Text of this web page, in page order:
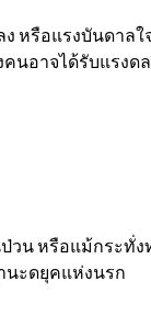
หรือแรงบันดาลใ
นอาจได้รับแรงด
วน หรือแม้กระทั่
นะดยุคแห่งนรก